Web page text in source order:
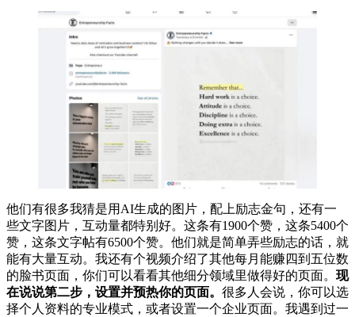
他们有很多我猜是用AI生成的图片，配上励志金句，还有一
些文字图片，互动量都特别好。这条有1900个赞，这条5400个
赞，这条文字帖有6500个赞。他们就是简单弄些励志的话，就
能有大量互动。我还有个视频介绍了其他每月能赚四到五位数
的脸书页面，你们可以看看其他细分领域里做得好的页面。 现
在说说第二步，设置并预热你的页面。 很多人会说，你可以选
择个人资料的专业模式，或者设置一个企业页面。我遇到过一